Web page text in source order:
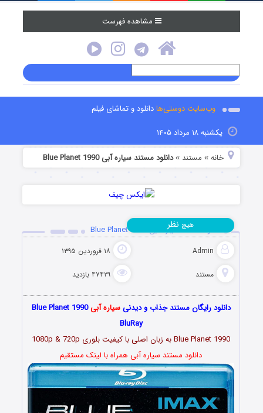
مشاهده فهرست
وب‌سایت دوستی‌هادانلود و تماشای فیلم
یکشنبه ۱۸ مرداد ۱۴۰۵
خانه » مستند »دانلود مستند سیاره آبی Blue Planet 1990
دانلود مستند سیاره آبی Blue Planet 1990
Admin ۱۸ فروردین ۱۳۹۵
مستند ۴۷۴۲۹ بازدید
هیچ نظر
دانلود رایگان مستند جذاب و دیدنیسیاره آبی Blue Planet 1990
BluRay
Blue Planet 1990 به زبان اصلی با کیفیت بلوری 1080p & 720p
دانلود مستند سیاره آبی همراه با لینک مستقیم